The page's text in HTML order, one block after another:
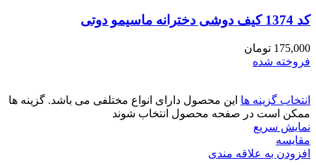
کد 1374 کیف دوشی دخترانه ماسیمو دوتی
175,000 تومان
فروخته شده
انتخاب گزینه ها این محصول دارای انواع مختلفی می باشد. گزینه ها
ممکن است در صفحه محصول انتخاب شوند
نمایش سریع
مقايسه
افزودن به علاقه مندی